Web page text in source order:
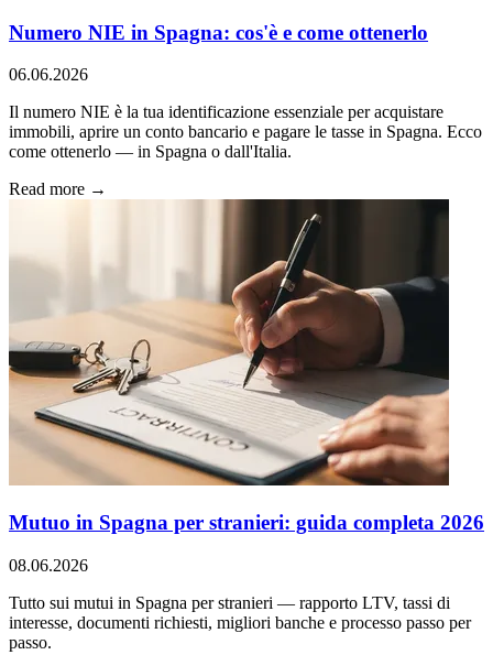
Numero NIE in Spagna: cos'è e come ottenerlo
06.06.2026
Il numero NIE è la tua identificazione essenziale per acquistare
immobili, aprire un conto bancario e pagare le tasse in Spagna. Ecco
come ottenerlo — in Spagna o dall'Italia.
Read more →
Mutuo in Spagna per stranieri: guida completa 2026
08.06.2026
Tutto sui mutui in Spagna per stranieri — rapporto LTV, tassi di
interesse, documenti richiesti, migliori banche e processo passo per
passo.